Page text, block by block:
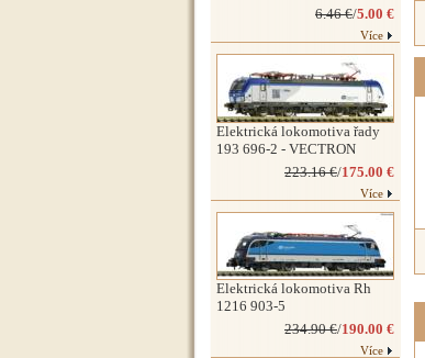
6.46 €/5.00 €
Více
Elektrická lokomotiva řady
193 696-2 - VECTRON
223.16 €/175.00 €
Více
Elektrická lokomotiva Rh
1216 903-5
234.90 €/190.00 €
Více